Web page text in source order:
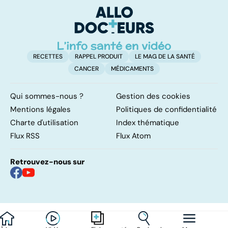
RECETTES RAPPEL PRODUIT
LE MAG DE LA SANTÉ
CANCER
MÉDICAMENTS
Qui sommes-nous ?
Gestion des cookies
Mentions légales
Politiques de confidentialité
Charte d'utilisation
Index thématique
Flux RSS
Flux Atom
Retrouvez-nous sur